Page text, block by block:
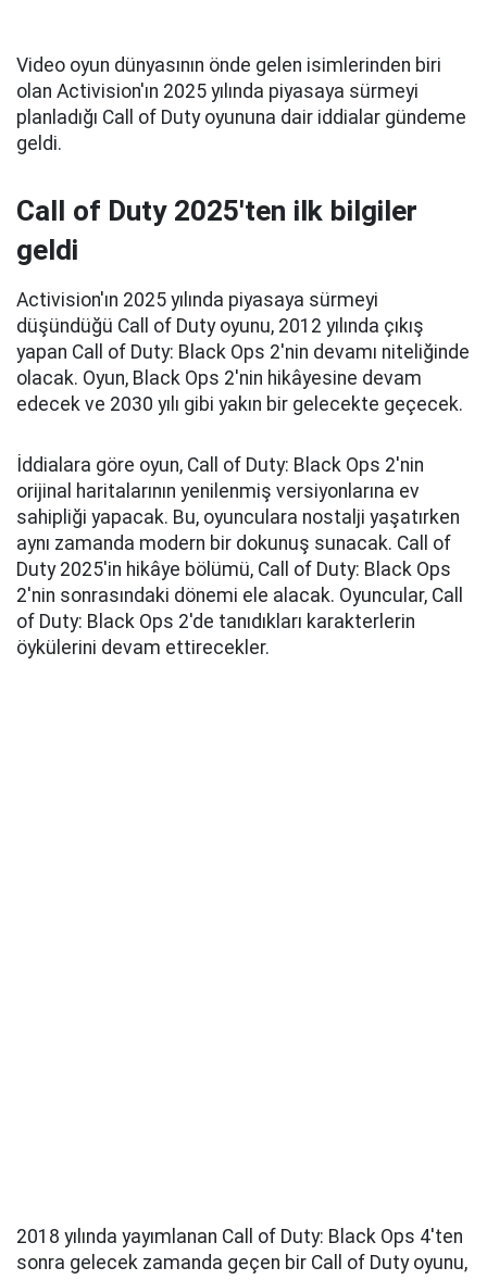
Video oyun dünyasının önde gelen isimlerinden biri
olan Activision'ın 2025 yılında piyasaya sürmeyi
planladığı Call of Duty oyununa dair iddialar gündeme
geldi.
Call of Duty 2025'ten ilk bilgiler
geldi
Activision'ın 2025 yılında piyasaya sürmeyi
düşündüğü Call of Duty oyunu, 2012 yılında çıkış
yapan Call of Duty: Black Ops 2'nin devamı niteliğinde
olacak. Oyun, Black Ops 2'nin hikâyesine devam
edecek ve 2030 yılı gibi yakın bir gelecekte geçecek.
İddialara göre oyun, Call of Duty: Black Ops 2'nin
orijinal haritalarının yenilenmiş versiyonlarına ev
sahipliği yapacak. Bu, oyunculara nostalji yaşatırken
aynı zamanda modern bir dokunuş sunacak. Call of
Duty 2025'in hikâye bölümü, Call of Duty: Black Ops
2'nin sonrasındaki dönemi ele alacak. Oyuncular, Call
of Duty: Black Ops 2'de tanıdıkları karakterlerin
öykülerini devam ettirecekler.
2018 yılında yayımlanan Call of Duty: Black Ops 4'ten
sonra gelecek zamanda geçen bir Call of Duty oyunu,